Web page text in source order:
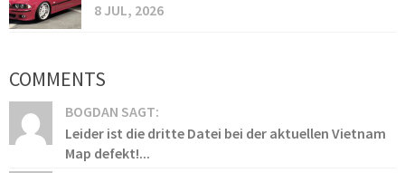
8 JUL, 2026
COMMENTS
BOGDAN SAGT:
Leider ist die dritte Datei bei der aktuellen Vietnam
Map defekt!...